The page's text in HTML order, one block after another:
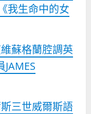
我生命中的女
蘇格蘭腔調英
三世威爾斯語